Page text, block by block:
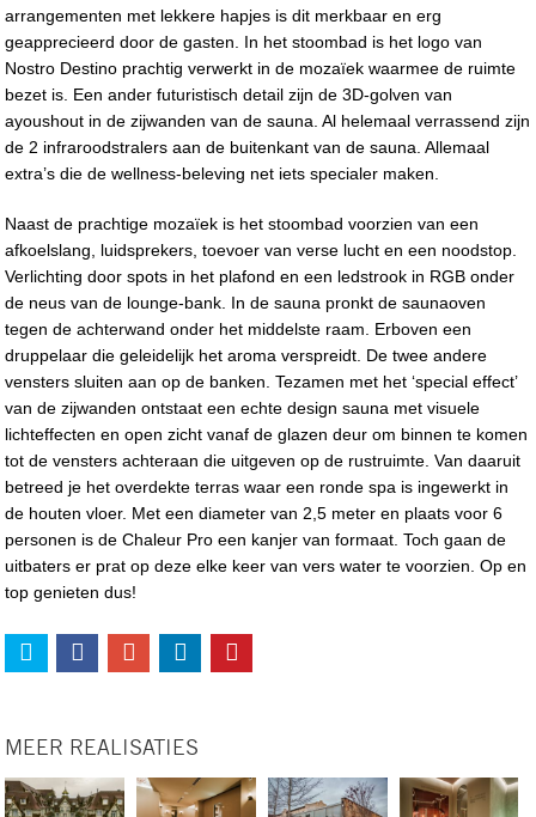
arrangementen met lekkere hapjes is dit merkbaar en erg
geapprecieerd door de gasten. In het stoombad is het logo van
Nostro Destino prachtig verwerkt in de mozaïek waarmee de ruimte
bezet is. Een ander futuristisch detail zijn de 3D-golven van
ayoushout in de zijwanden van de sauna. Al helemaal verrassend zijn
de 2 infraroodstralers aan de buitenkant van de sauna. Allemaal
extra’s die de wellness-beleving net iets specialer maken.
Naast de prachtige mozaïek is het stoombad voorzien van een
afkoelslang, luidsprekers, toevoer van verse lucht en een noodstop.
Verlichting door spots in het plafond en een ledstrook in RGB onder
de neus van de lounge-bank. In de sauna pronkt de saunaoven
tegen de achterwand onder het middelste raam. Erboven een
druppelaar die geleidelijk het aroma verspreidt. De twee andere
vensters sluiten aan op de banken. Tezamen met het ‘special effect’
van de zijwanden ontstaat een echte design sauna met visuele
lichteffecten en open zicht vanaf de glazen deur om binnen te komen
tot de vensters achteraan die uitgeven op de rustruimte. Van daaruit
betreed je het overdekte terras waar een ronde spa is ingewerkt in
de houten vloer. Met een diameter van 2,5 meter en plaats voor 6
personen is de Chaleur Pro een kanjer van formaat. Toch gaan de
uitbaters er prat op deze elke keer van vers water te voorzien. Op en
top genieten dus!
MEER REALISATIES